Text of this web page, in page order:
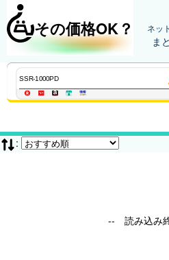
その価格OK？ ネッ
ま
:
-- 読み込み